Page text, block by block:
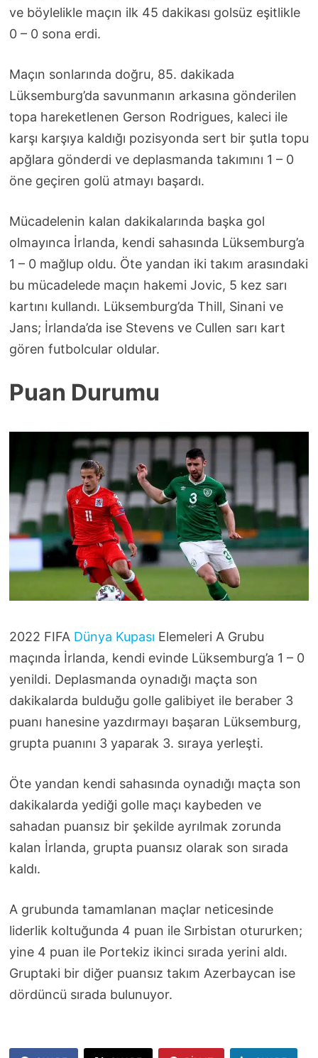
ve böylelikle maçın ilk 45 dakikası golsüz eşitlikle
0 – 0 sona erdi.
Maçın sonlarında doğru, 85. dakikada
Lüksemburg’da savunmanın arkasına gönderilen
topa hareketlenen Gerson Rodrigues, kaleci ile
karşı karşıya kaldığı pozisyonda sert bir şutla topu
apğlara gönderdi ve deplasmanda takımını 1 – 0
öne geçiren golü atmayı başardı.
Mücadelenin kalan dakikalarında başka gol
olmayınca İrlanda, kendi sahasında Lüksemburg’a
1 – 0 mağlup oldu. Öte yandan iki takım arasındaki
bu mücadelede maçın hakemi Jovic, 5 kez sarı
kartını kullandı. Lüksemburg’da Thill, Sinani ve
Jans; İrlanda’da ise Stevens ve Cullen sarı kart
gören futbolcular oldular.
Puan Durumu
2022 FIFA Dünya Kupası Elemeleri A Grubu
maçında İrlanda, kendi evinde Lüksemburg’a 1 – 0
yenildi. Deplasmanda oynadığı maçta son
dakikalarda bulduğu golle galibiyet ile beraber 3
puanı hanesine yazdırmayı başaran Lüksemburg,
grupta puanını 3 yaparak 3. sıraya yerleşti.
Öte yandan kendi sahasında oynadığı maçta son
dakikalarda yediği golle maçı kaybeden ve
sahadan puansız bir şekilde ayrılmak zorunda
kalan İrlanda, grupta puansız olarak son sırada
kaldı.
A grubunda tamamlanan maçlar neticesinde
liderlik koltuğunda 4 puan ile Sırbistan otururken;
yine 4 puan ile Portekiz ikinci sırada yerini aldı.
Gruptaki bir diğer puansız takım Azerbaycan ise
dördüncü sırada bulunuyor.